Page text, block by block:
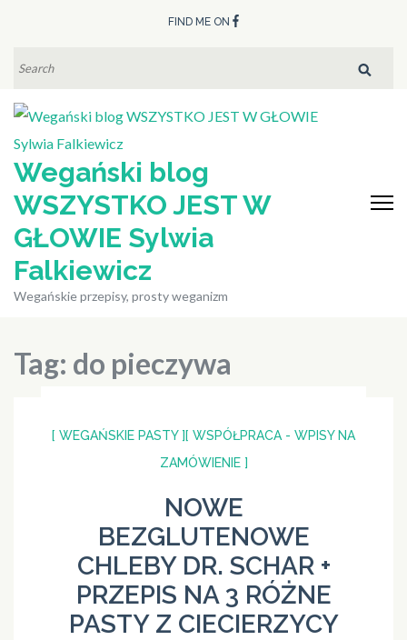
content
(Press
Enter)
FIND ME ON
Wegański blog
WSZYSTKO JEST W
GŁOWIE Sylwia
Falkiewicz
Wegańskie przepisy, prosty weganizm
Tag: do pieczywa
[ WEGAŃSKIE PASTY ] [ WSPÓŁPRACA - WPISY NA
ZAMÓWIENIE ]
NOWE
BEZGLUTENOWE
CHLEBY DR. SCHAR +
PRZEPIS NA 3 RÓŻNE
PASTY Z CIECIERZYCY